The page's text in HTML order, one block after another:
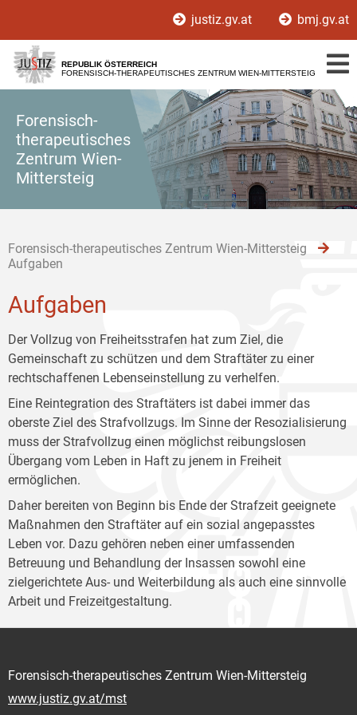
[1]
[2]
[3]
justiz.gv.at bmj.gv.at
REPUBLIK ÖSTERREICH
FORENSISCH-THERAPEUTISCHES ZENTRUM WIEN-MITTERSTEIG
Forensisch-
therapeutisches
Zentrum Wien-
Mittersteig
Forensisch-therapeutisches Zentrum Wien-Mittersteig
Aufgaben
Aufgaben
Der Vollzug von Freiheitsstrafen hat zum Ziel, die
Gemeinschaft zu schützen und dem Straftäter zu einer
rechtschaffenen Lebenseinstellung zu verhelfen.
Eine Reintegration des Straftäters ist dabei immer das
oberste Ziel des Strafvollzugs. Im Sinne der Resozialisierung
muss der Strafvollzug einen möglichst reibungslosen
Übergang vom Leben in Haft zu jenem in Freiheit
ermöglichen.
Daher bereiten von Beginn bis Ende der Strafzeit geeignete
Maßnahmen den Straftäter auf ein sozial angepasstes
Leben vor. Dazu gehören neben einer umfassenden
Betreuung und Behandlung der Insassen sowohl eine
zielgerichtete Aus- und Weiterbildung als auch eine sinnvolle
Arbeit und Freizeitgestaltung.
Forensisch-therapeutisches Zentrum Wien-Mittersteig
www.justiz.gv.at/mst